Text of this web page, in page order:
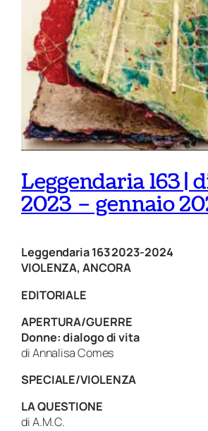
Leggendaria 163 |
2023 – gennaio
Leggendaria 163 2023-2024
VIOLENZA, ANCORA
EDITORIALE
APERTURA/GUERRE
Donne: dialogo di vita
di Annalisa Comes
SPECIALE/VIOLENZA
LA QUESTIONE
di A.M.C.